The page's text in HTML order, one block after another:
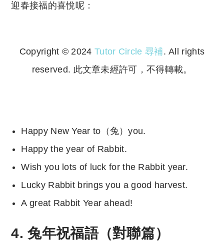
迎春接福的喜悅呢：
Copyright © 2024 Tutor Circle 尋補. All rights
reserved. 此文章未經許可，不得轉載。
Happy New Year to（兔）you.
Happy the year of Rabbit.
Wish you lots of luck for the Rabbit year.
Lucky Rabbit brings you a good harvest.
A great Rabbit Year ahead!
4. 兔年祝福語（對聯篇）